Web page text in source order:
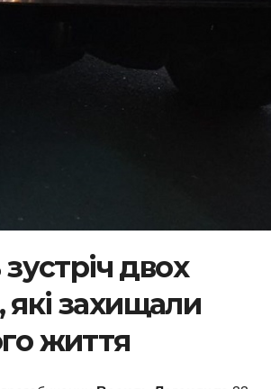
двох
які захищали
життя